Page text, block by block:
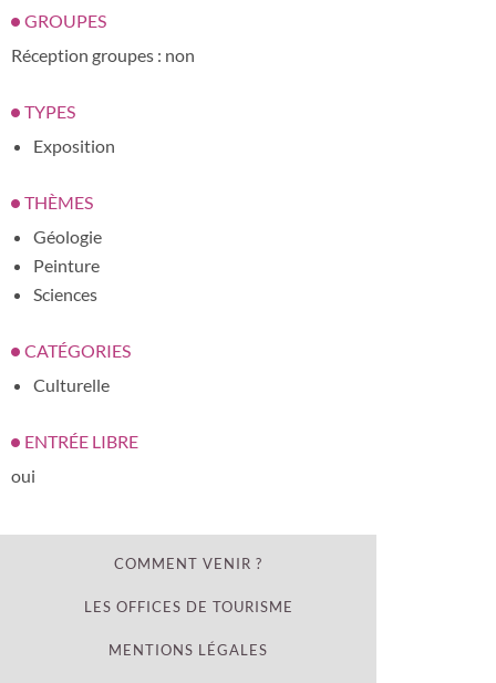
GROUPES
Réception groupes : non
TYPES
Exposition
THÈMES
Géologie
Peinture
Sciences
CATÉGORIES
Culturelle
ENTRÉE LIBRE
oui
COMMENT VENIR ?
LES OFFICES DE TOURISME
MENTIONS LÉGALES